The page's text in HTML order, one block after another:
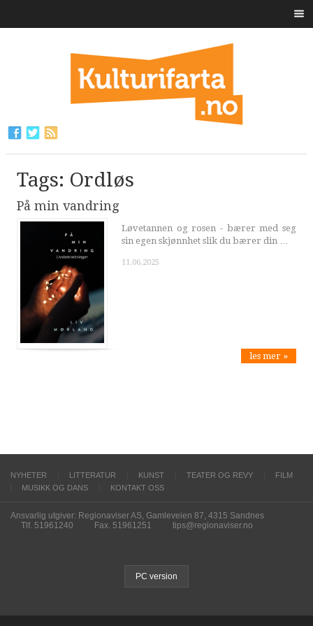
Tags: Ordløs
På min vandring
Løvetannen og rosen - bærer med seg
sin egen skjønnhet slik du bærer din …
11.06.2025
les mer »
NYHETER LITTERATUR KUNST TEATER OG REVY
FILM
MUSIKK OG DANS
KONTAKT OSS
Ansvarlig utgiver: Regionaviser AS, Gamleveien 87, 4315 Sandnes
Tlf. 51961240
Fax. 51961251 tips@regionaviser.no
PC version